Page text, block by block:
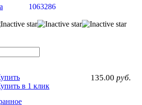
1063286
135.00 руб.
в 1 клик